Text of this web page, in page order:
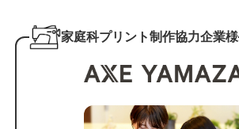
家庭科プリント制作協力企業様